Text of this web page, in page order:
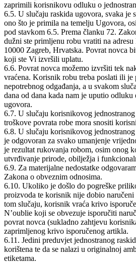
zaprimili korisnikovu odluku o
6.5. U slučaju raskida ugovora, svaka je
ono što je primila na temelju Ugovora,
pod stavkom 6.5. Prema članku 72.
dužni ste primljenu robu vratiti na
10000 Zagreb, Hrvatska. Povrat novca
koji ste Vi izvršili uplatu.
6.6. Povrat novca možemo izvršiti tek
vraćena. Korisnik robu treba poslati ili je
nepotrebnog odgađanja, a u svakom
dana od dana kada nam je uputio odluku
ugovora.
6.7. U slučaju korisnikovog
troškove povrata robe mora snositi
6.8. U slučaju korisnikovog
je odgovoran za svako umanjenje
je rezultat rukovanja robom, osim onog
utvrđivanje prirode, obilježja i
6.9. Za materijalne nedostatke
Zakona o obveznim odnosima.
6.10. Ukoliko je došlo do pogreške
proizvoda te korisnik nije dobio
tom slučaju, korisnik vraća krivo
N’oublie koji se obvezuje isporučiti
povrat novca (sukladno zahtjevu
zaprimljenog krivo isporučenog artikla.
6.11. Jedini preduvjet jednostranog
korištena te da se nalazi u originalnoj
etiketama.